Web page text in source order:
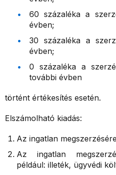
60 százaléka a
évben;
30 százaléka a
évben;
0 százaléka a
további évben
történt értékesítés esetén.
Elszámolható kiadás:
Az ingatlan
Az ingatlan
például: illeték, ügyvédi